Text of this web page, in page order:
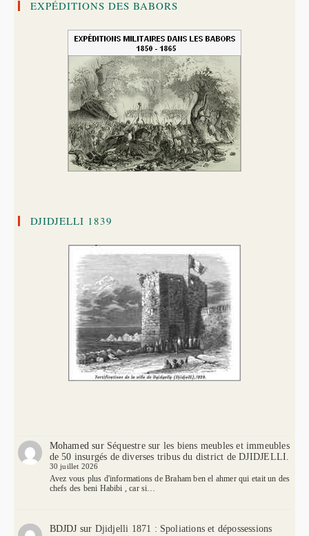
EXPÉDITIONS DES BABORS
DJIDJELLI 1839
Mohamed sur Séquestre sur les biens meubles et immeubles
de 50 insurgés de diverses tribus du district de DJIDJELLI.
30 juillet 2026
Avez vous plus d'informations de Braham ben el ahmer qui etait un des
chefs des beni Habibi , car si…
BDJDJ sur Djidjelli 1871 : Spoliations et dépossessions